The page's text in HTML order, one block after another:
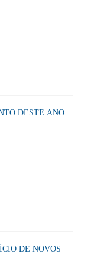
DESTE ANO
DE NOVOS